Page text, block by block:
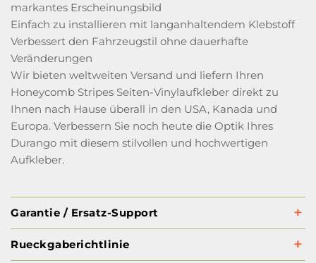
markantes Erscheinungsbild
Einfach zu installieren mit langanhaltendem Klebstoff
Verbessert den Fahrzeugstil ohne dauerhafte
Veränderungen
Wir bieten weltweiten Versand und liefern Ihren
Honeycomb Stripes Seiten-Vinylaufkleber direkt zu
Ihnen nach Hause überall in den USA, Kanada und
Europa. Verbessern Sie noch heute die Optik Ihres
Durango mit diesem stilvollen und hochwertigen
Aufkleber.
Garantie / Ersatz-Support
Rueckgaberichtlinie